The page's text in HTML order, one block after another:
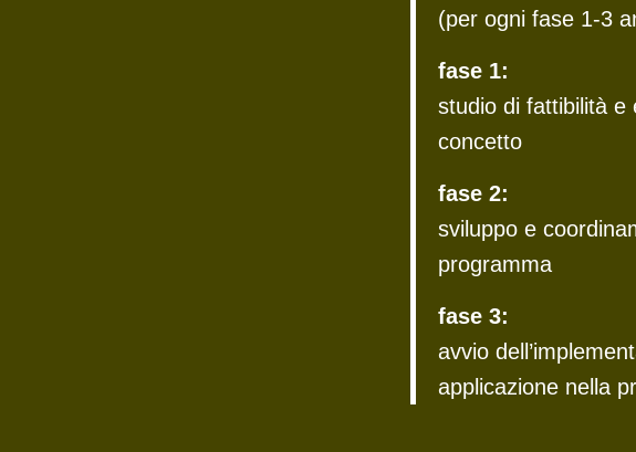
(per ogni fase 1-3
fase 1:
studio di fattibilità e
concetto
fase 2:
sviluppo e
programma
fase 3:
avvio
applicazione nella